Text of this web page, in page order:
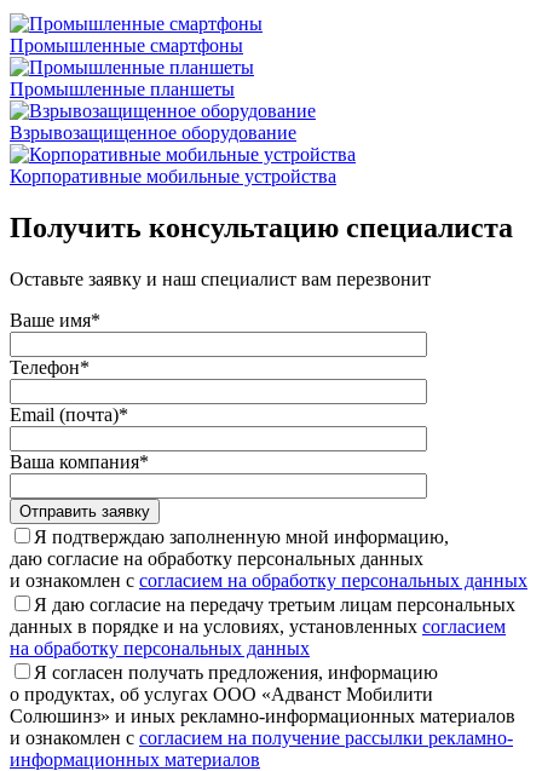
Промышленные смартфоны
Промышленные планшеты
Взрывозащищенное оборудование
Корпоративные мобильные устройства
Получить консультацию специалиста
Оставьте заявку и наш специалист вам перезвонит
Ваше имя*
Телефон*
Email (почта)*
Ваша компания*
Отправить заявку
Я подтверждаю заполненную мной информацию,
даю согласие на обработку персональных данных
и ознакомлен с согласием на обработку персональных данных
Я даю согласие на передачу третьим лицам персональных
данных в порядке и на условиях, установленных согласием
на обработку персональных данных
Я согласен получать предложения, информацию
о продуктах, об услугах ООО «Адванст Мобилити
Солюшинз» и иных рекламно-информационных материалов
и ознакомлен с согласием на получение рассылки рекламно-
информационных материалов